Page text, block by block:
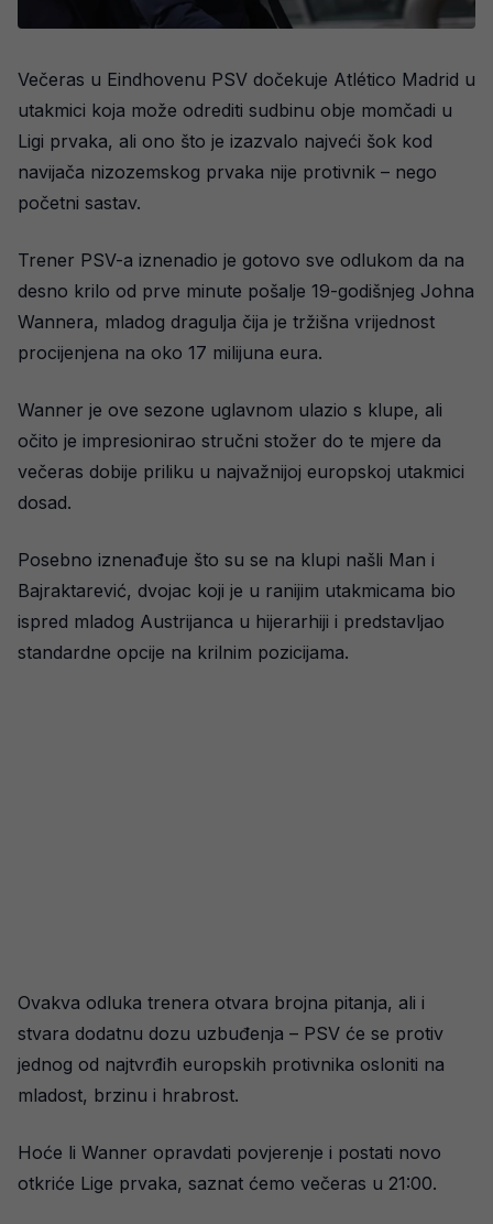
Večeras u Eindhovenu PSV dočekuje Atlético Madrid u
utakmici koja može odrediti sudbinu obje momčadi u
Ligi prvaka, ali ono što je izazvalo najveći šok kod
navijača nizozemskog prvaka nije protivnik – nego
početni sastav.
Trener PSV-a iznenadio je gotovo sve odlukom da na
desno krilo od prve minute pošalje 19-godišnjeg Johna
Wannera, mladog dragulja čija je tržišna vrijednost
procijenjena na oko 17 milijuna eura.
Wanner je ove sezone uglavnom ulazio s klupe, ali
očito je impresionirao stručni stožer do te mjere da
večeras dobije priliku u najvažnijoj europskoj utakmici
dosad.
Posebno iznenađuje što su se na klupi našli Man i
Bajraktarević, dvojac koji je u ranijim utakmicama bio
ispred mladog Austrijanca u hijerarhiji i predstavljao
standardne opcije na krilnim pozicijama.
Ovakva odluka trenera otvara brojna pitanja, ali i
stvara dodatnu dozu uzbuđenja – PSV će se protiv
jednog od najtvrđih europskih protivnika osloniti na
mladost, brzinu i hrabrost.
Hoće li Wanner opravdati povjerenje i postati novo
otkriće Lige prvaka, saznat ćemo večeras u 21:00.